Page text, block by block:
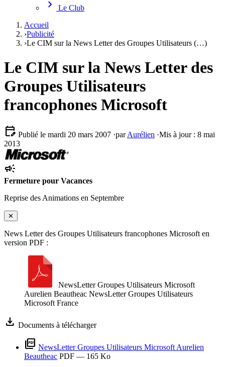
chevron_right
Le Club
Accueil
›Publicité
›Le CIM sur la News Letter des Groupes Utilisateurs (…)
Le CIM sur la News Letter des
Groupes Utilisateurs
francophones Microsoft
edit_calendar Publié le mardi 20 mars 2007 ·parAurélien ·Mis à jour : 8 mai
2013
campaign
Fermeture pour Vacances
Reprise des Animations en Septembre
✕
News Letter des Groupes Utilisateurs francophones Microsoft en
version PDF :
NewsLetter Groupes Utilisateurs Microsoft
Aurelien Beautheac NewsLetter Groupes Utilisateurs
Microsoft France
download Documents à télécharger
picture_as_pdf NewsLetter Groupes Utilisateurs Microsoft Aurelien
Beautheac PDF — 165 Ko